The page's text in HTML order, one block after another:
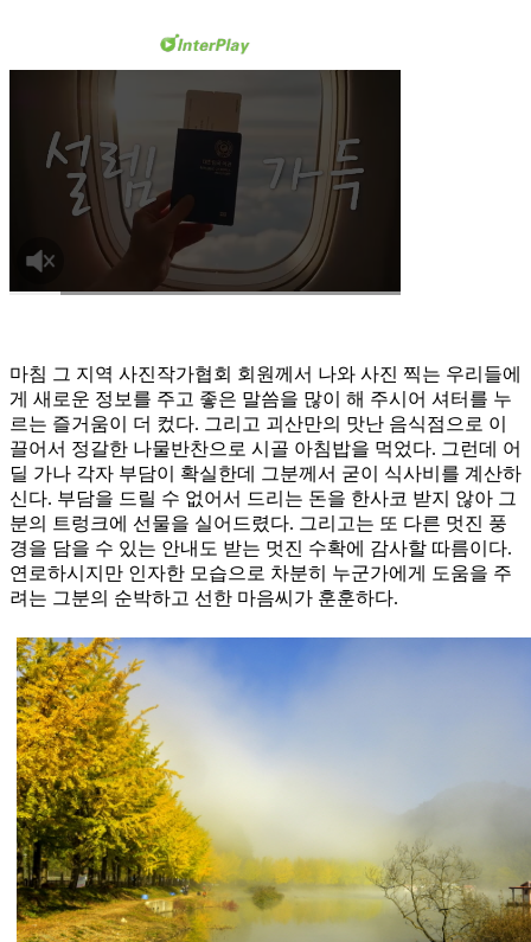
마침 그 지역 사진작가협회 회원께서 나와 사진 찍는 우리들에
게 새로운 정보를 주고 좋은 말씀을 많이 해 주시어 셔터를 누
르는 즐거움이 더 컸다. 그리고 괴산만의 맛난 음식점으로 이
끌어서 정갈한 나물반찬으로 시골 아침밥을 먹었다. 그런데 어
딜 가나 각자 부담이 확실한데 그분께서 굳이 식사비를 계산하
신다. 부담을 드릴 수 없어서 드리는 돈을 한사코 받지 않아 그
분의 트렁크에 선물을 실어드렸다. 그리고는 또 다른 멋진 풍
경을 담을 수 있는 안내도 받는 멋진 수확에 감사할 따름이다.
연로하시지만 인자한 모습으로 차분히 누군가에게 도움을 주
려는 그분의 순박하고 선한 마음씨가 훈훈하다.